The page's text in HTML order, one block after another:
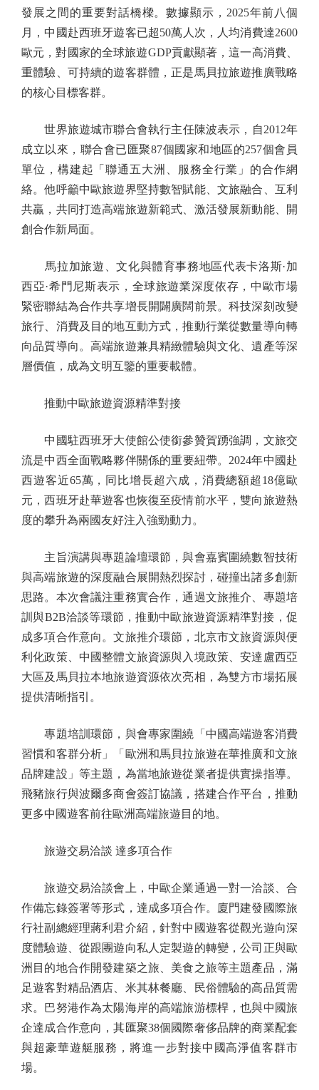
發展之間的重要對話橋樑。數據顯示，2025年前八個
月，中國赴西班牙遊客已超50萬人次，人均消費達2600
歐元，對國家的全球旅遊GDP貢獻顯著，這一高消費、
重體驗、可持續的遊客群體，正是馬貝拉旅遊推廣戰略
的核心目標客群。
世界旅遊城市聯合會執行主任陳波表示，自2012年
成立以來，聯合會已匯聚87個國家和地區的257個會員
單位，構建起「聯通五大洲、服務全行業」的合作網
絡。他呼籲中歐旅遊界堅持數智賦能、文旅融合、互利
共贏，共同打造高端旅遊新範式、激活發展新動能、開
創合作新局面。
馬拉加旅遊、文化與體育事務地區代表卡洛斯·加
西亞·希門尼斯表示，全球旅遊業深度依存，中歐市場
緊密聯結為合作共享增長開闢廣闊前景。科技深刻改變
旅行、消費及目的地互動方式，推動行業從數量導向轉
向品質導向。高端旅遊兼具精緻體驗與文化、遺產等深
層價值，成為文明互鑒的重要載體。
推動中歐旅遊資源精準對接
中國駐西班牙大使館公使銜參贊賀踴強調，文旅交
流是中西全面戰略夥伴關係的重要紐帶。2024年中國赴
西遊客近65萬，同比增長超六成，消費總額超18億歐
元，西班牙赴華遊客也恢復至疫情前水平，雙向旅遊熱
度的攀升為兩國友好注入強勁動力。
主旨演講與專題論壇環節，與會嘉賓圍繞數智技術
與高端旅遊的深度融合展開熱烈探討，碰撞出諸多創新
思路。本次會議注重務實合作，通過文旅推介、專題培
訓與B2B洽談等環節，推動中歐旅遊資源精準對接，促
成多項合作意向。文旅推介環節，北京市文旅資源與便
利化政策、中國整體文旅資源與入境政策、安達盧西亞
大區及馬貝拉本地旅遊資源依次亮相，為雙方市場拓展
提供清晰指引。
專題培訓環節，與會專家圍繞「中國高端遊客消費
習慣和客群分析」「歐洲和馬貝拉旅遊在華推廣和文旅
品牌建設」等主題，為當地旅遊從業者提供實操指導。
飛豬旅行與波爾多商會簽訂協議，搭建合作平台，推動
更多中國遊客前往歐洲高端旅遊目的地。
旅遊交易洽談 達多項合作
旅遊交易洽談會上，中歐企業通過一對一洽談、合
作備忘錄簽署等形式，達成多項合作。廈門建發國際旅
行社副總經理蔣利君介紹，針對中國遊客從觀光遊向深
度體驗遊、從跟團遊向私人定製遊的轉變，公司正與歐
洲目的地合作開發建築之旅、美食之旅等主題產品，滿
足遊客對精品酒店、米其林餐廳、民俗體驗的高品質需
求。巴努港作為太陽海岸的高端旅游標桿，也與中國旅
企達成合作意向，其匯聚38個國際奢侈品牌的商業配套
與超豪華遊艇服務，將進一步對接中國高淨值客群市
場。